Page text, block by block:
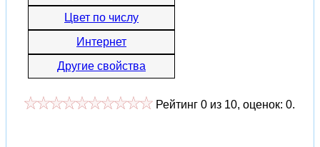
Цвет по числу
Интернет
Другие свойства
Рейтинг 0 из 10, оценок: 0.